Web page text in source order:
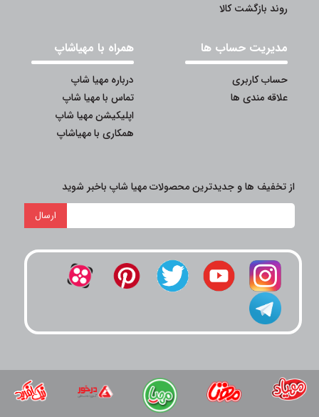
روند بازگشت کالا
مدیریت حساب ها
حساب کاربری
علاقه مندی ها
همراه با مهیاشاپ
درباره مهیا شاپ
تماس با مهیا شاپ
اپلیکیشن مهیا شاپ
همکاری با مهیاشاپ
از تخفیف ها و جدیدترین محصولات مهیا شاپ باخبر شوید